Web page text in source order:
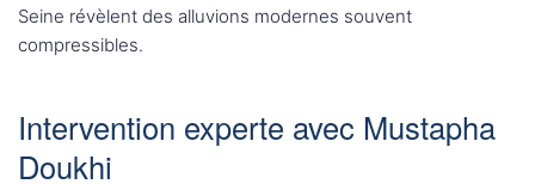
Seine révèlent des alluvions modernes souvent
compressibles.
Intervention experte avec Mustapha
Doukhi